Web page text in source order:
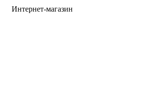
Интернет-магазин